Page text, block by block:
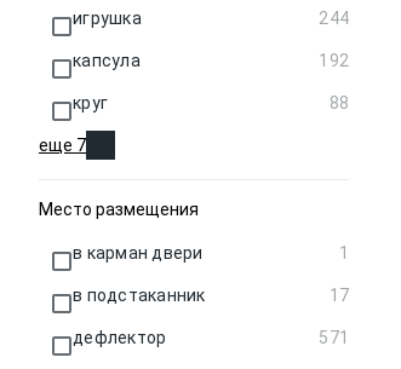
игрушка 244
капсула 192
круг 88
еще 7
Место размещения
в карман двери 1
в подстаканник 17
дефлектор 571